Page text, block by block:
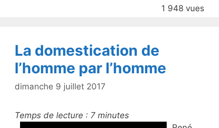
1 948 vues
La domestication de
l’homme par l’homme
dimanche 9 juillet 2017
Temps de lecture : 7 minutes